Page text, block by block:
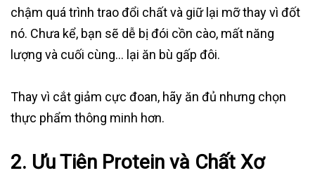
chậm quá trình trao đổi chất và giữ lại mỡ thay vì đốt
nó. Chưa kể, bạn sẽ dễ bị đói cồn cào, mất năng
lượng và cuối cùng… lại ăn bù gấp đôi.
Thay vì cắt giảm cực đoan, hãy ăn đủ nhưng chọn
thực phẩm thông minh hơn.
2. Ưu Tiên Protein và Chất Xơ